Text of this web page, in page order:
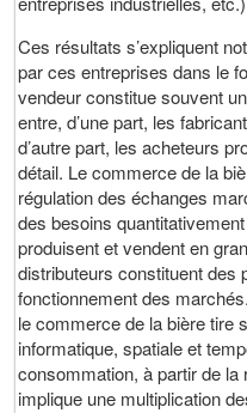
Ces résultats s’expliquent
par ces entreprises dans le
vendeur constitue souvent
entre, d’une part, les
d’autre part, les acheteurs
détail. Le commerce de la
régulation des échanges
des besoins
produisent et vendent en
distributeurs constituent des
fonctionnement des
le commerce de la bière tire
informatique, spatiale et
consommation, à partir de la
implique une multiplication